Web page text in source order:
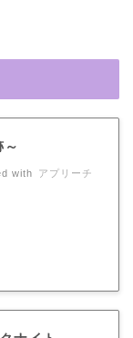
with アプリーチ